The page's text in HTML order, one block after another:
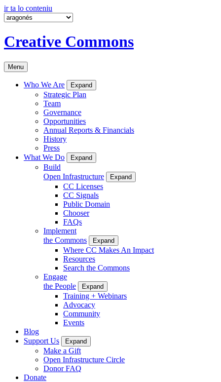
ir ta lo conteniu
Creative Commons
Menu
Who We Are Expand
Strategic Plan
Team
Governance
Opportunities
Annual Reports & Financials
History
Press
What We Do
Expand
Build
Open Infrastructure
Expand
CC Licenses
CC Signals
Public Domain
Chooser
FAQs
Implement
the Commons
Expand
Where CC Makes An Impact
Resources
Search the Commons
Engage
the People
Expand
Training + Webinars
Advocacy
Community
Events
Blog
Support Us
Expand
Make a Gift
Open Infrastructure Circle
Donor FAQ
Donate